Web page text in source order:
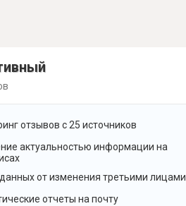
отзывов с 25 источников
актуальностью информации на
от изменения третьими лицами
отчеты на почту